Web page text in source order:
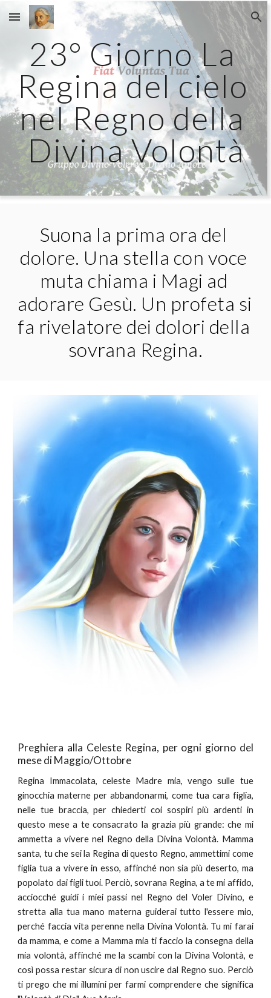
Skip to main content Skip to navigation
23° Giorno La
Regina del cielo
nel Regno della
Divina Volontà
Suona la prima ora del
dolore. Una stella con voce
muta chiama i Magi ad
adorare Gesù. Un profeta si
fa rivelatore dei dolori della
sovrana Regina.
Preghiera alla Celeste Regina, per ogni giorno del
mese di Maggio/Ottobre
Regina Immacolata, celeste Madre mia, vengo sulle tue
ginocchia materne per abbandonarmi, come tua cara figlia,
nelle tue braccia, per chiederti coi sospiri più ardenti in
questo mese a te consacrato la grazia più grande: che mi
ammetta a vivere nel Regno della Divina Volontà. Mamma
santa, tu che sei la Regina di questo Regno, ammettimi come
figlia tua a vivere in esso, affinché non sia più deserto, ma
popolato dai figli tuoi. Perciò, sovrana Regina, a te mi affido,
acciocché guidi i miei passi nel Regno del Voler Divino, e
stretta alla tua mano materna guiderai tutto l'essere mio,
perché faccia vita perenne nella Divina Volontà. Tu mi farai
da mamma, e come a Mamma mia ti faccio la consegna della
mia volontà, affinché me la scambi con la Divina Volontà, e
così possa restar sicura di non uscire dal Regno suo. Perciò
ti prego che mi illumini per farmi comprendere che significa